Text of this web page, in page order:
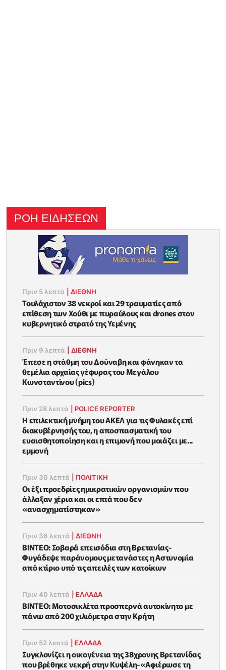
ΡΟΗ ΕΙΔΗΣΕΩΝ
Πριν 5 λεπτά |ΔΙΕΘΝΗ
Τουλάχιστον 38 νεκροί και 29 τραυματίες από
επίθεση των Χούθι με πυραύλους και drones στον
κυβερνητικό στρατό της Υεμένης
Πριν 9 λεπτά |ΔΙΕΘΝΗ
Έπεσε η στάθμη του Δούναβη και φάνηκαν τα
θεμέλια αρχαίας γέφυρας του Μεγάλου
Κωνσταντίνου (pics)
Πριν 28 λεπτά POLICE REPORTER
Η επιλεκτική μνήμη του ΑΚΕΛ για τις Φυλακές επί
διακυβέρνησής του, η αποσπασματική του
ευαισθητοποίηση και η επιμονή που μοιάζει με...
εμμονή
Πριν 30 λεπτά ΠΟΛΙΤΙΚΗ
Οι έξι προεδρίες ημικρατικών οργανισμών που
άλλαξαν χέρια και οι επτά που δεν
«ανασχηματίστηκαν»
Πριν 36 λεπτά |ΔΙΕΘΝΗ
ΒΙΝΤΕΟ: Σοβαρά επεισόδια στη Βρετανίας-
Φυγάδεψε παράνομους μετανάστες η Αστυνομία
από κτίριο υπό τις απειλές των κατοίκων
Πριν 40 λεπτά ΕΛΛΑΔΑ
ΒΙΝΤΕΟ: Μοτοσικλέτα προσπερνά αυτοκίνητο με
πάνω από 200 χιλιόμετρα στην Κρήτη
Πριν 52 λεπτά ΕΛΛΑΔΑ
Συγκλονίζει η οικογένεια της 38χρονης Βρετανίδας
που βρέθηκε νεκρή στην Κυψέλη-«Αφιέρωσε τη